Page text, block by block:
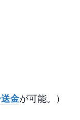
金が可能。）